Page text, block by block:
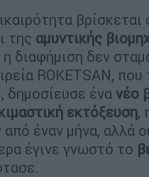
βρίσκεται
της αμυντικής
η διαφήμιση δεν
ROKETSAN, που
δημοσίευσε ένα νέο
εκτόξευση,
από έναν μήνα, αλλά
έγινε γνωστό το